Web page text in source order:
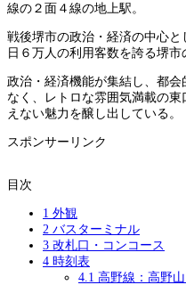
線の２面４線の地上駅。
戦後堺市の政治・経済の中心と
日６万人の利用客数を誇る堺市
政治・経済機能が集結し、都
なく、レトロな雰囲気満載の
えない魅力を醸し出している。
スポンサーリンク
目次
1 外観
2 バスターミナル
3 改札口・コンコース
4 時刻表
4.1 高野線：高野